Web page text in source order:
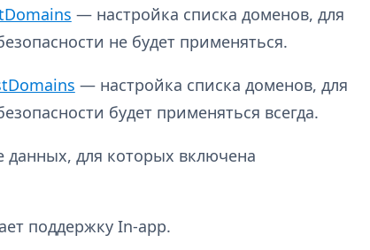
— настройка списка доменов, для
не будет применяться.
— настройка списка доменов, для
будет применяться всегда.
для которых включена
поддержку In-app.